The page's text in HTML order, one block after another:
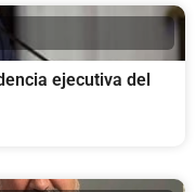
ejecutiva del